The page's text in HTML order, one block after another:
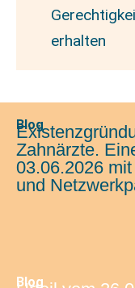
erhalten
Blog
Zahnärzte.
03.06.2026
und
Blog